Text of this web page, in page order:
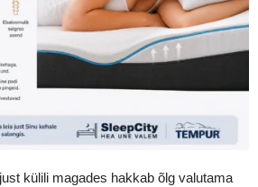
külili magades hakkab õlg valutama